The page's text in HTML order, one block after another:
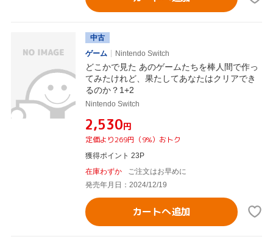
中古
ゲーム
Nintendo Switch
どこかで見た あのゲームたちを棒人間で作っ
てみたけれど、果たしてあなたはクリアでき
るのか？1+2
Nintendo Switch
¥2,530円
定価より269円（9%）おトク
獲得ポイント 23P
在庫わずか
ご注文はお早めに
発売年月日：2024/12/19
カートへ追加